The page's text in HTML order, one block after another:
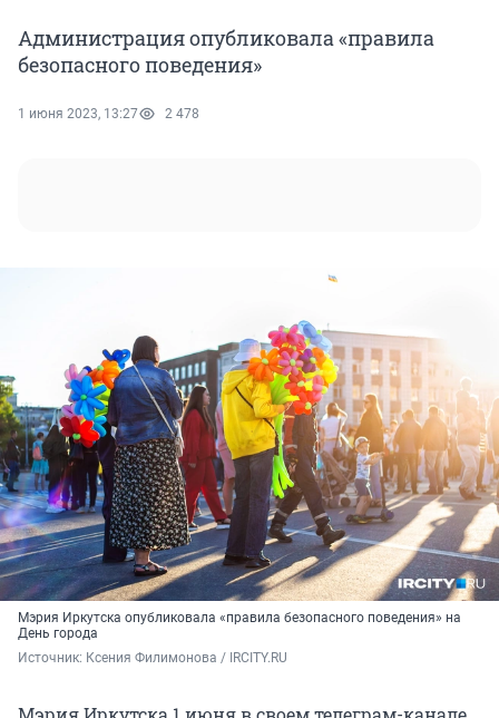
Администрация опубликовала «правила
безопасного поведения»
1 июня 2023, 13:27 2 478
Мэрия Иркутска опубликовала «правила безопасного поведения» на
День города
Источник: Ксения Филимонова / IRCITY.RU